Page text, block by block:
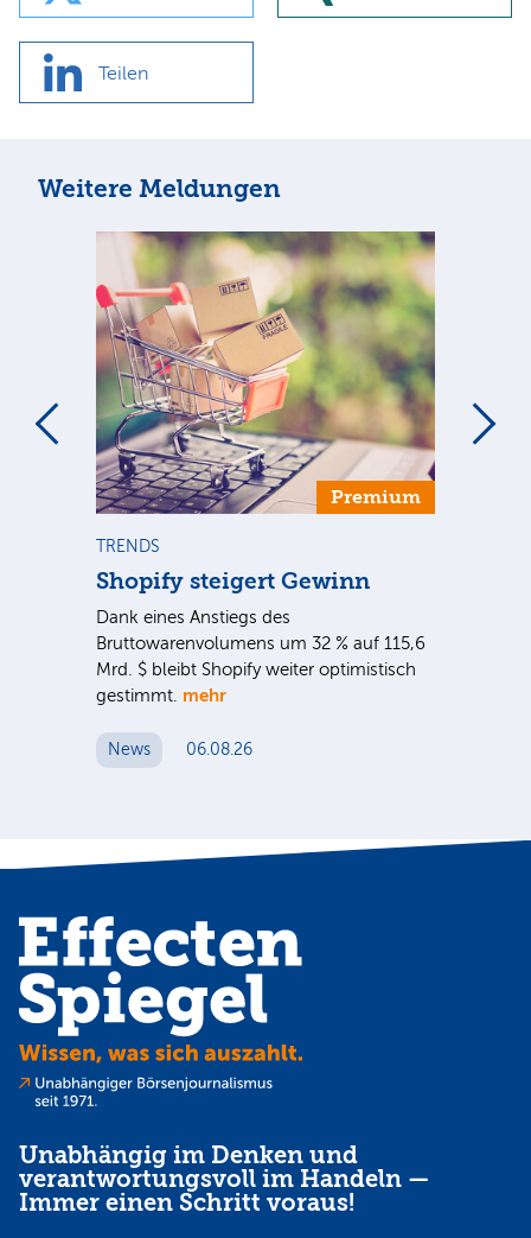
Teilen
Weitere Meldungen
Premium
TRENDS
Shopify steigert Gewinn
Dank eines Anstiegs des
Bruttowarenvolumens um 32 % auf 115,6
Mrd. $ bleibt Shopify weiter optimistisch
gestimmt. mehr
News 06.08.26
Unabhängig im Denken und
verantwortungsvoll im Handeln —
Immer einen Schritt voraus!